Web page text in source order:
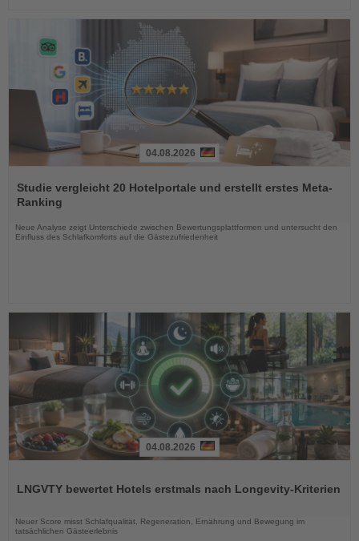
Sie
die
Nachrichten
04.08.2026
Studie vergleicht 20 Hotelportale und erstellt erstes Meta-
Ranking
Neue Analyse zeigt Unterschiede zwischen Bewertungsplattformen und untersucht den
Einfluss des Schlafkomforts auf die Gästezufriedenheit
die
04.08.2026
LNGVTY bewertet Hotels erstmals nach Longevity-Kriterien
Neuer Score misst Schlafqualität, Regeneration, Ernährung und Bewegung im
tatsächlichen Gästeerlebnis